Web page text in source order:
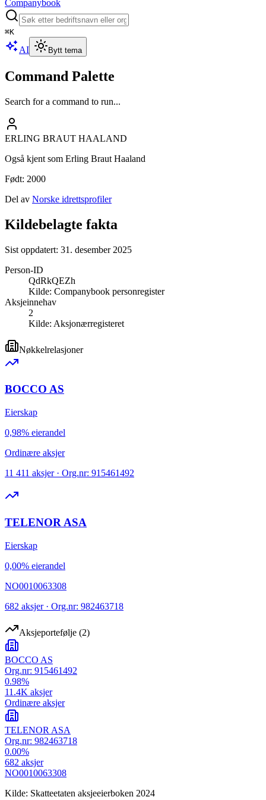
Companybook
⌘K
AI Bytt tema
Command Palette
Search for a command to run...
ERLING BRAUT HAALAND
Også kjent som Erling Braut Haaland
Født: 2000
Del av Norske idrettsprofiler
Kildebelagte fakta
Sist oppdatert: 31. desember 2025
Person-ID
QdRkQEZh
Kilde: Companybook personregister
Aksjeinnehav
2
Kilde: Aksjonærregisteret
Nøkkelrelasjoner
BOCCO AS
Eierskap
0,98% eierandel
Ordinære aksjer
11 411 aksjer · Org.nr: 915461492
TELENOR ASA
Eierskap
0,00% eierandel
NO0010063308
682 aksjer · Org.nr: 982463718
Aksjeportefølje (2)
BOCCO AS
Org.nr: 915461492
0.98%
11.4K aksjer
Ordinære aksjer
TELENOR ASA
Org.nr: 982463718
0.00%
682 aksjer
NO0010063308
Kilde: Skatteetaten aksjeeierboken 2024